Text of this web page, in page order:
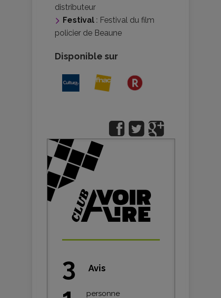
distributeur
Festival : Festival du film
policier de Beaune
Disponible sur
3 Avis
personne